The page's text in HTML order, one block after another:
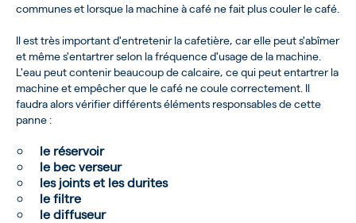
communes et lorsque la machine à café ne fait plus couler le café.
Il est très important d'entretenir la cafetière, car elle peut s'abîmer
et même s'entartrer selon la fréquence d'usage de la machine.
L'eau peut contenir beaucoup de calcaire, ce qui peut entartrer la
machine et empêcher que le café ne coule correctement. Il
faudra alors vérifier différents éléments responsables de cette
panne :
le réservoir
le bec verseur
les joints et les durites
le filtre
le diffuseur